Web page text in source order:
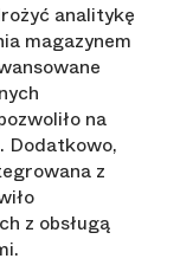
analitykę
magazynem
na
Dodatkowo,
z
z obsługą